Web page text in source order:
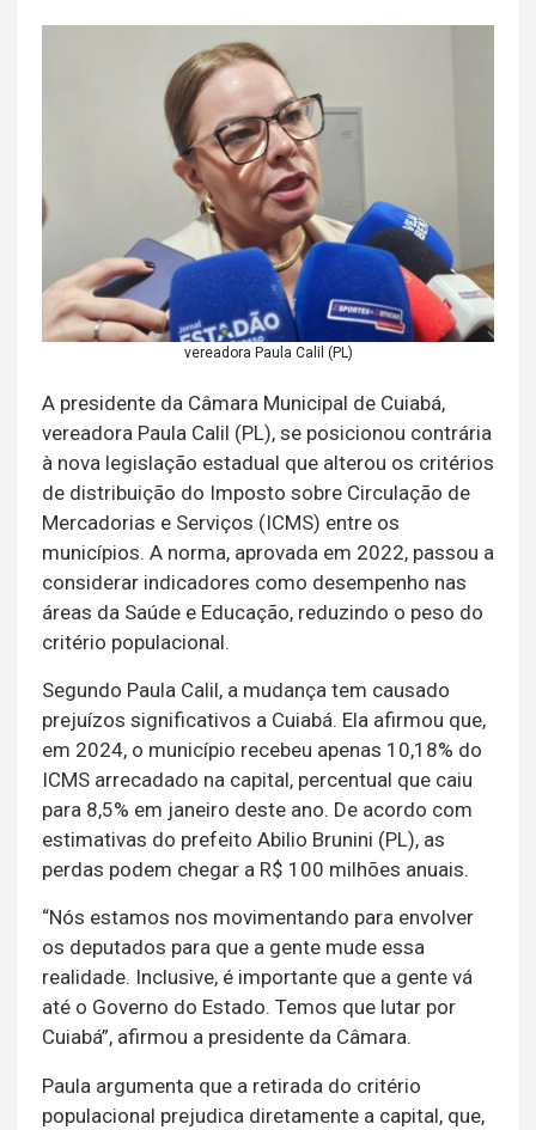
vereadora Paula Calil (PL)
A presidente da Câmara Municipal de Cuiabá,
vereadora Paula Calil (PL), se posicionou contrária
à nova legislação estadual que alterou os critérios
de distribuição do Imposto sobre Circulação de
Mercadorias e Serviços (ICMS) entre os
municípios. A norma, aprovada em 2022, passou a
considerar indicadores como desempenho nas
áreas da Saúde e Educação, reduzindo o peso do
critério populacional.
Segundo Paula Calil, a mudança tem causado
prejuízos significativos a Cuiabá. Ela afirmou que,
em 2024, o município recebeu apenas 10,18% do
ICMS arrecadado na capital, percentual que caiu
para 8,5% em janeiro deste ano. De acordo com
estimativas do prefeito Abilio Brunini (PL), as
perdas podem chegar a R$ 100 milhões anuais.
“Nós estamos nos movimentando para envolver
os deputados para que a gente mude essa
realidade. Inclusive, é importante que a gente vá
até o Governo do Estado. Temos que lutar por
Cuiabá”, afirmou a presidente da Câmara.
Paula argumenta que a retirada do critério
populacional prejudica diretamente a capital, que,